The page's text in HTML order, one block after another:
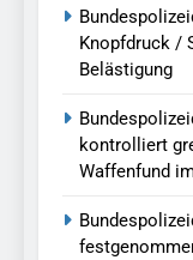
Knopfdruck /
Belästigung
kontrolliert
Waffenfund